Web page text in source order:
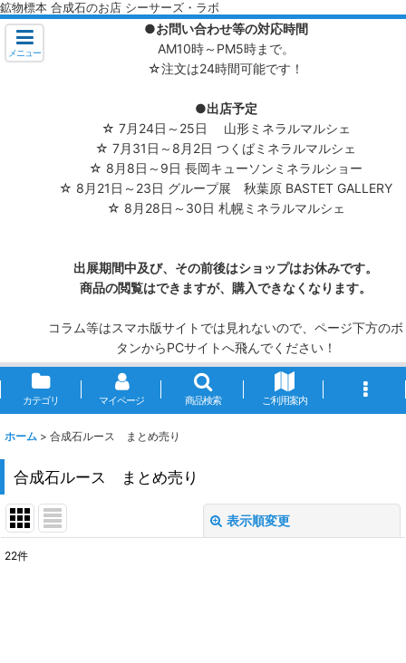
鉱物標本 合成石のお店 シーサーズ・ラボ
メニュー
●お問い合わせ等の対応時間
AM10時～PM5時まで。
☆注文は24時間可能です！
●出店予定
☆ 7月24日～25日 山形ミネラルマルシェ
☆ 7月31日～8月2日 つくばミネラルマルシェ
☆ 8月8日～9日 長岡キューソンミネラルショー
☆ 8月21日～23日 グループ展 秋葉原 BASTET GALLERY
☆ 8月28日～30日 札幌ミネラルマルシェ
出展期間中及び、その前後はショップはお休みです。
商品の閲覧はできますが、購入できなくなります。
コラム等はスマホ版サイトでは見れないので、ページ下方のボ
タンからPCサイトへ飛んでください！
カテゴリ マイページ 商品検索 ご利用案内
ホーム > 合成石ルース まとめ売り
合成石ルース まとめ売り
表示順変更
22件